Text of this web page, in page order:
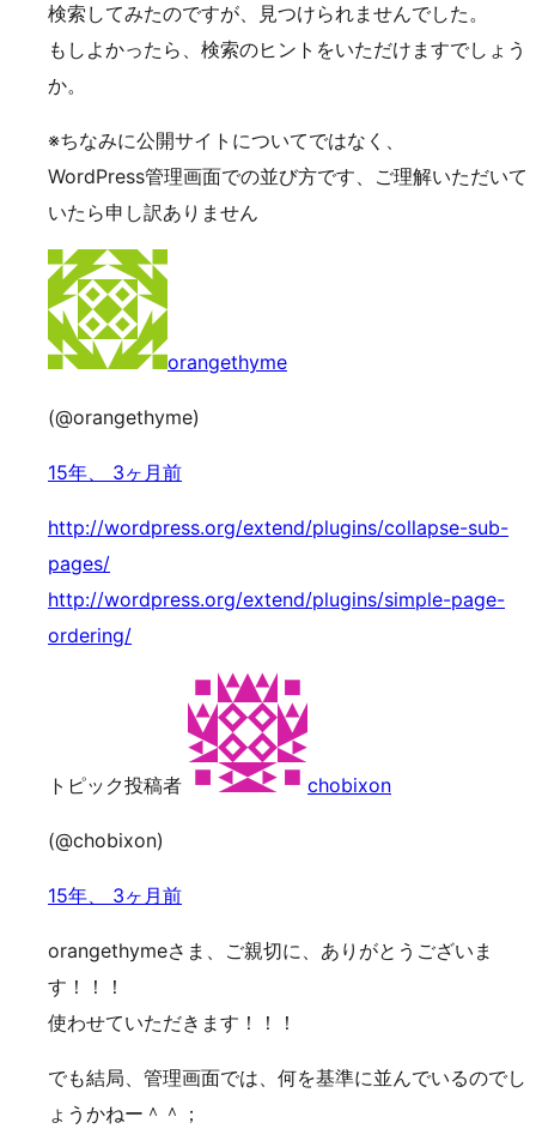
検索してみたのですが、見つけられませんでした。
もしよかったら、検索のヒントをいただけますでしょう
か。
※ちなみに公開サイトについてではなく、
WordPress管理画面での並び方です、ご理解いただいて
いたら申し訳ありません
orangethyme
(@orangethyme)
15年、 3ヶ月前
http://wordpress.org/extend/plugins/collapse-sub-
pages/
http://wordpress.org/extend/plugins/simple-page-
ordering/
トピック投稿者 chobixon
(@chobixon)
15年、 3ヶ月前
orangethymeさま、ご親切に、ありがとうございま
す！！！
使わせていただきます！！！
でも結局、管理画面では、何を基準に並んでいるのでし
ょうかねー＾＾；